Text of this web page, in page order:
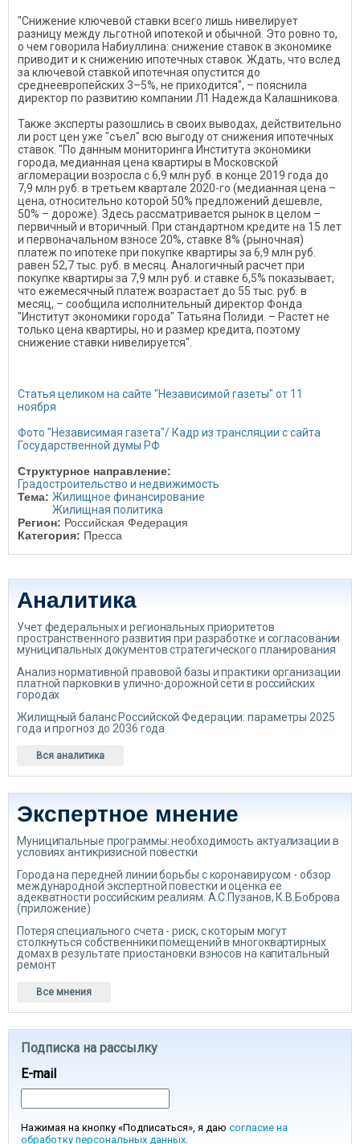
"Снижение ключевой ставки всего лишь нивелирует
разницу между льготной ипотекой и обычной. Это ровно то,
о чем говорила Набиуллина: снижение ставок в экономике
приводит и к снижению ипотечных ставок. Ждать, что вслед
за ключевой ставкой ипотечная опустится до
среднеевропейских 3–5%, не приходится", – пояснила
директор по развитию компании Л1 Надежда Калашникова.
Также эксперты разошлись в своих выводах, действительно
ли рост цен уже "съел" всю выгоду от снижения ипотечных
ставок. "По данным мониторинга Института экономики
города, медианная цена квартиры в Московской
агломерации возросла с 6,9 млн руб. в конце 2019 года до
7,9 млн руб. в третьем квартале 2020-го (медианная цена –
цена, относительно которой 50% предложений дешевле,
50% – дороже). Здесь рассматривается рынок в целом –
первичный и вторичный. При стандартном кредите на 15 лет
и первоначальном взносе 20%, ставке 8% (рыночная)
платеж по ипотеке при покупке квартиры за 6,9 млн руб.
равен 52,7 тыс. руб. в месяц. Аналогичный расчет при
покупке квартиры за 7,9 млн руб. и ставке 6,5% показывает,
что ежемесячный платеж возрастает до 55 тыс. руб. в
месяц, – сообщила исполнительный директор Фонда
"Институт экономики города" Татьяна Полиди. – Растет не
только цена квартиры, но и размер кредита, поэтому
снижение ставки нивелируется".
Статья целиком на сайте "Независимой газеты" от 11
ноября
Фото "Независимая газета"/ Кадр из трансляции с сайта
Государственной думы РФ
Структурное направление:
Градостроительство и недвижимость
Тема: Жилищное финансирование
Жилищная политика
Регион: Российская Федерация
Категория: Пресса
Аналитика
Учет федеральных и региональных приоритетов
пространственного развития при разработке и согласовании
муниципальных документов стратегического планирования
Анализ нормативной правовой базы и практики организации
платной парковки в улично-дорожной сети в российских
городах
Жилищный баланс Российской Федерации: параметры 2025
года и прогноз до 2036 года
Вся аналитика
Экспертное мнение
Муниципальные программы: необходимость актуализации в
условиях антикризисной повестки
Города на передней линии борьбы с коронавирусом - обзор
международной экспертной повестки и оценка ее
адекватности российским реалиям. А.С.Пузанов, К.В.Боброва
(приложение)
Потеря специального счета - риск, с которым могут
столкнуться собственники помещений в многоквартирных
домах в результате приостановки взносов на капитальный
ремонт
Все мнения
Подписка на рассылку
E-mail
Нажимая на кнопку «Подписаться», я даю согласие на
обработку персональных данных.